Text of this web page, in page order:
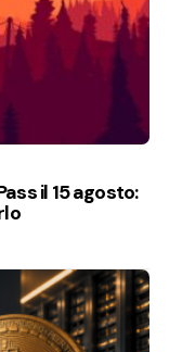
il 15 agosto: